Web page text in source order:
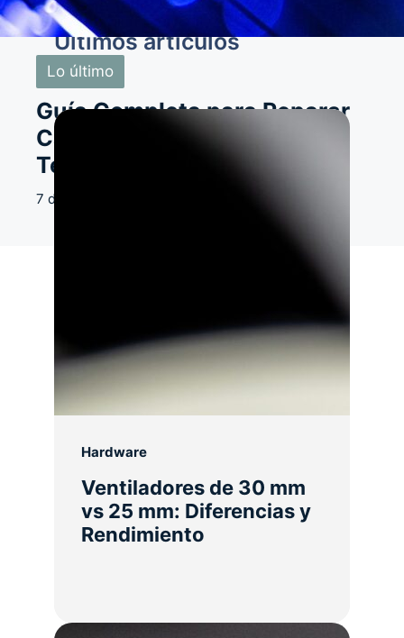
Lo último
Guía Completa para Reparar
Cables de Fibra Óptica:
Técnicas y Herramientas
7 de agosto de 2026
Últimos artículos
Hardware
Ventiladores de 30 mm
vs 25 mm: Diferencias y
Rendimiento